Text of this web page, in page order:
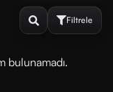
Filtrele
bulunamadı.